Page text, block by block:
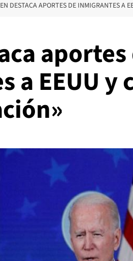
DESTACA APORTES DE INMIGRANTES A
aportes
a EEUU y